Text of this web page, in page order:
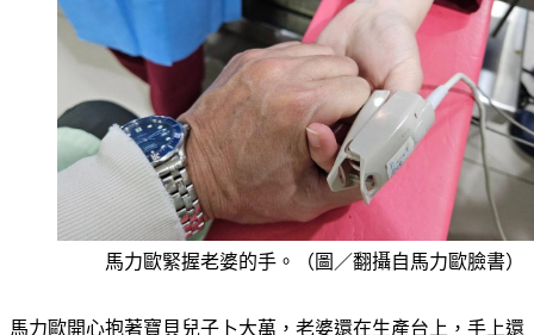
馬力歐緊握老婆的手。（圖／翻攝自馬力歐臉書）
馬力歐開心抱著寶貝兒子卜大萬，老婆還在生產台上，手上還